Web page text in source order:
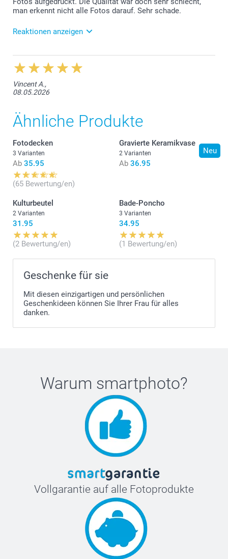
Bleichen:
man erkennt nicht alle Fotos darauf. Sehr schade.
Reaktionen anzeigen
24.06.2026
Lieber Kundin, Es tut uns leid, dass Sie mit der
Qualität des Drucks nicht zufrieden sind. Bitte
nehmen Sie doch direkt mit unserem Kundenservice
Kontakt auf: service.de@smartphoto.ch , freundliche
Vincent A.,
08.05.2026
Ähnliche Produkte
Fotodecken
3 Varianten
Ab 35.95
(65 Bewertung/en)
Neu
Gravierte Keramikvase
2 Varianten
Ab 36.95
Kulturbeutel
2 Varianten
31.95
(2 Bewertung/en)
Bade-Poncho
3 Varianten
34.95
(1 Bewertung/en)
Geschenke für sie
Mit diesen einzigartigen und persönlichen
Geschenkideen können Sie Ihrer Frau für alles
danken.
Warum smartphoto?
Vollgarantie auf alle Fotoprodukte